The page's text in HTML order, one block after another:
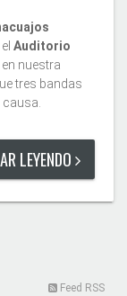
Auditorio
nuestra
tres bandas
LEYENDO
Feed RSS